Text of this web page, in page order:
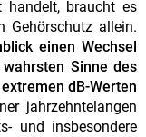
handelt, braucht es
Gehörschutz allein.
einen Wechsel
Sinne des
dB-Werten
jahrzehntelangen
und insbesondere